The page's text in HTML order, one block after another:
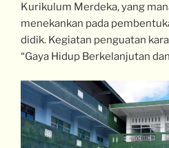
Kurikulum Merdeka, yang
menekankan pada
didik. Kegiatan penguatan
“Gaya Hidup Berkelanjutan